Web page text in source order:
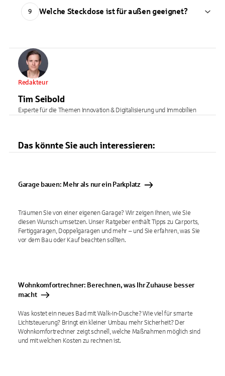
9 Welche Steckdose ist für außen geeignet?
Redakteur
Tim Seibold
Experte für die Themen Innovation & Digitalisierung und Immobilien
Das könnte Sie auch interessieren:
Garage bauen: Mehr als nur ein Parkplatz
Träumen Sie von einer eigenen Garage? Wir zeigen Ihnen, wie Sie
diesen Wunsch umsetzen. Unser Ratgeber enthält Tipps zu Carports,
Fertiggaragen, Doppelgaragen und mehr – und Sie erfahren, was Sie
vor dem Bau oder Kauf beachten sollten.
Wohnkomfortrechner: Berechnen, was Ihr Zuhause besser
macht
Was kostet ein neues Bad mit Walk‑in‑Dusche? Wie viel für smarte
Lichtsteuerung? Bringt ein kleiner Umbau mehr Sicherheit? Der
Wohnkomfortrechner zeigt schnell, welche Maßnahmen möglich sind
und mit welchen Kosten zu rechnen ist.